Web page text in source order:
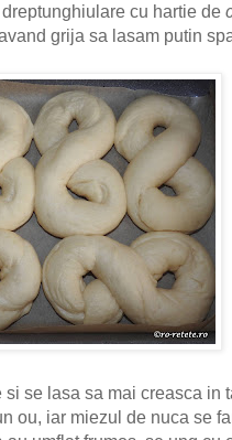
cu hartie de
grija sa lasam putin
se lasa sa mai creasca in
ou, iar miezul de nuca se